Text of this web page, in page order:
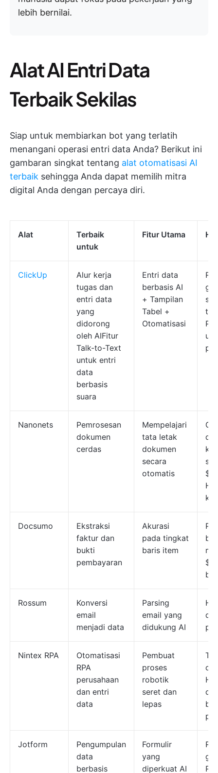
lebih bernilai.
Alat AI Entri Data
Terbaik Sekilas
Siap untuk membiarkan bot yang terlatih
menangani operasi entri data Anda? Berikut ini
gambaran singkat tentang alat otomatisasi AI
terbaik sehingga Anda dapat memilih mitra
digital Anda dengan percaya diri.
Alat
Terbaik
untuk
Fitur Utama
ClickUp
Alur kerja
tugas dan
entri data
yang
didorong
oleh AIFitur
Talk-to-Text
untuk entri
data
berbasis
suara
Entri data
berbasis AI
+ Tampilan
Tabel +
Otomatisasi
Nanonets
Pemrosesan
dokumen
cerdas
Mempelajari
tata letak
dokumen
secara
otomatis
Docsumo
Ekstraksi
faktur dan
bukti
pembayaran
Akurasi
pada tingkat
baris item
Rossum
Konversi
email
menjadi data
Parsing
email yang
didukung AI
Nintex RPA
Otomatisasi
RPA
perusahaan
dan entri
data
Pembuat
proses
robotik
seret dan
lepas
Jotform
Pengumpulan
data
berbasis
Formulir
yang
diperkuat AI